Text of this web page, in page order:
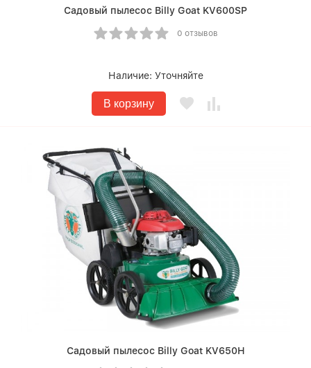
Садовый пылесос Billy Goat KV600SP
0 отзывов
Наличие: Уточняйте
В корзину
Садовый пылесос Billy Goat KV650H